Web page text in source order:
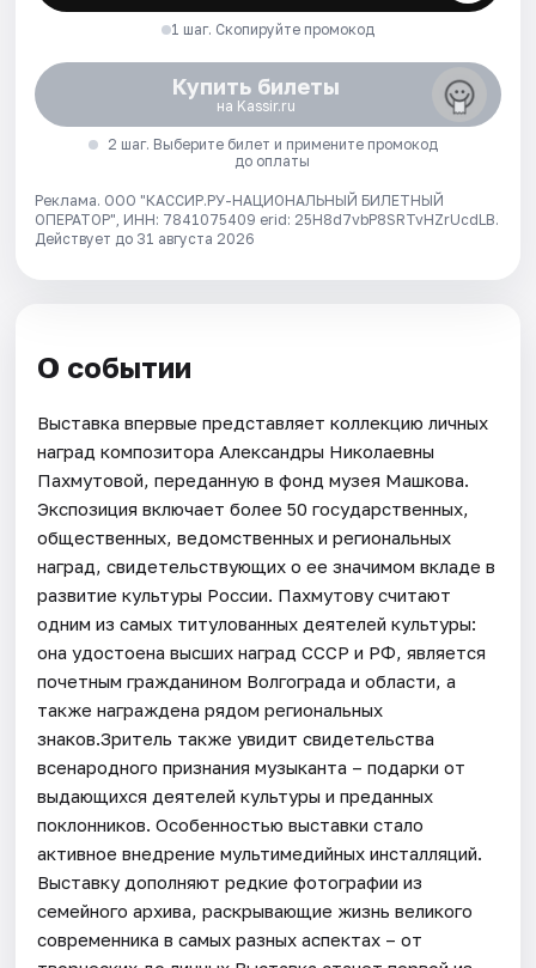
1 шаг. Скопируйте промокод
Купить билеты
на Kassir.ru
2 шаг. Выберите билет и примените промокод
до оплаты
Реклама. ООО "КАССИР.РУ-НАЦИОНАЛЬНЫЙ БИЛЕТНЫЙ
ОПЕРАТОР", ИНН: 7841075409 erid: 25H8d7vbP8SRTvHZrUcdLB.
Действует до 31 августа 2026
О событии
Выставка впервые представляет коллекцию личных
наград композитора Александры Николаевны
Пахмутовой, переданную в фонд музея Машкова.
Экспозиция включает более 50 государственных,
общественных, ведомственных и региональных
наград, свидетельствующих о ее значимом вкладе в
развитие культуры России. Пахмутову считают
одним из самых титулованных деятелей культуры:
она удостоена высших наград СССР и РФ, является
почетным гражданином Волгограда и области, а
также награждена рядом региональных
знаков.Зритель также увидит свидетельства
всенародного признания музыканта – подарки от
выдающихся деятелей культуры и преданных
поклонников. Особенностью выставки стало
активное внедрение мультимедийных инсталляций.
Выставку дополняют редкие фотографии из
семейного архива, раскрывающие жизнь великого
современника в самых разных аспектах – от